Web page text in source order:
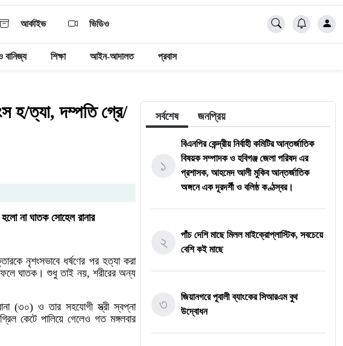
আর্কাইভ ভিডিও
বানিজ্য শিক্ষা আইন-আদালত প্রবাস
হ/ত্যা, দম্পতি গ্রে/
হলো না ঘাতক সোহেল রানার
নৃশংসভাবে ধর্ষণের পর হত্যা করা
ঘাতক। শুধু তাই নয়, শরীরের অন্য
(৩০) ও তার সহযোগী স্ত্রী স্বপ্না
কেটে পালিয়ে গেলেও গত মঙ্গলবার
সর্বশেষ জনপ্রিয়
১
বিএনপির কেন্দ্রীয় নির্বাহী কমিটির আন্তর্জাতিক
বিষয়ক সম্পাদক ও হবিগঞ্জ জেলা পরিষদ এর
প্রশাসক, ​আহমেদ আলী মুকিব আন্তর্জাতিক
অঙ্গনে এক দূরদর্শী ও বলিষ্ঠ কণ্ঠস্বর।
২
পাঁচ দেশি মাছে মিলল মাইক্রোপ্লাস্টিক, সবচেয়ে
বেশি কই মাছে
৩
জিয়ানগরে পূবালী ব্যাংকের সিআরএম বুথ
উদ্বোধন